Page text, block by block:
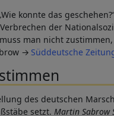
konnte das
der
man nicht
Süddeutsche
des deutschen
setzt. Martin Sabrow